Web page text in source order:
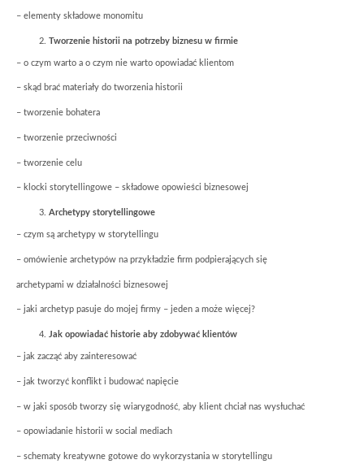
– elementy składowe monomitu
Tworzenie historii na potrzeby biznesu w firmie
– o czym warto a o czym nie warto opowiadać klientom
– skąd brać materiały do tworzenia historii
– tworzenie bohatera
– tworzenie przeciwności
– tworzenie celu
– klocki storytellingowe – składowe opowieści biznesowej
Archetypy storytellingowe
– czym są archetypy w storytellingu
– omówienie archetypów na przykładzie firm podpierających się
archetypami w działalności biznesowej
– jaki archetyp pasuje do mojej firmy – jeden a może więcej?
Jak opowiadać historie aby zdobywać klientów
– jak zacząć aby zainteresować
– jak tworzyć konflikt i budować napięcie
– w jaki sposób tworzy się wiarygodność, aby klient chciał nas wysłuchać
– opowiadanie historii w social mediach
– schematy kreatywne gotowe do wykorzystania w storytellingu